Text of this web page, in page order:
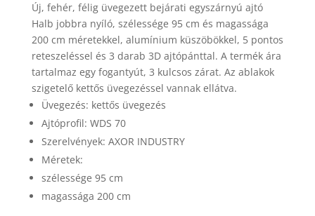
Új, fehér, félig üvegezett bejárati egyszárnyú ajtó
Halb jobbra nyíló, szélessége 95 cm és magassága
200 cm méretekkel, alumínium küszöbökkel, 5 pontos
reteszeléssel és 3 darab 3D ajtópánttal. A termék ára
tartalmaz egy fogantyút, 3 kulcsos zárat. Az ablakok
szigetelő kettős üvegezéssel vannak ellátva.
Üvegezés: kettős üvegezés
Ajtóprofil: WDS 70
Szerelvények: AXOR INDUSTRY
Méretek:
szélessége 95 cm
magassága 200 cm
Necessary
These
cookies are
not
optional.
They are
needed for